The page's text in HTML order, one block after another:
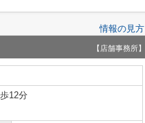
情報の見方
【店舗事務所】
12分